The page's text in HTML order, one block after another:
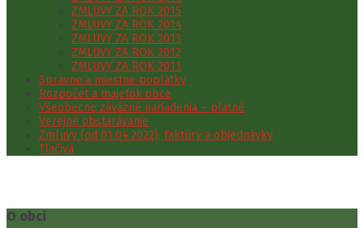
ZMLUVY ZA ROK 2015
ZMLUVY ZA ROK 2014
ZMLUVY ZA ROK 2013
ZMLUVY ZA ROK 2012
ZMLUVY ZA ROK 2011
Správne a miestne poplatky
Rozpočet a majetok obce
Všeobecne záväzné nariadenia – platné
Verejné obstarávanie
Zmluvy (od 01.04.2022), faktúry a objednávky
Tlačivá
O obci